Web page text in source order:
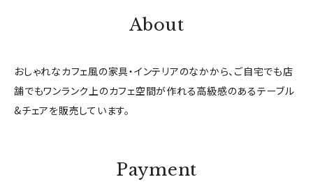
About
おしゃれなカフェ風の家具・インテリアのなかから、ご自宅でも店
舗でもワンランク上のカフェ空間が作れる高級感のあるテーブル
&チェアを販売しています。
Payment